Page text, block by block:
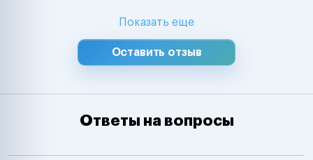
Показать еще
Оставить отзыв
Ответы на вопросы